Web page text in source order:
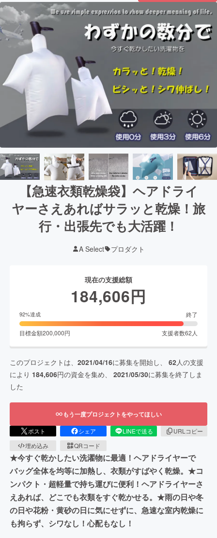
【急速衣類乾燥袋】ヘアドライ
ヤーさえあればサラッと乾燥！旅
行・出張先でも大活躍！
A Select プロダクト
現在の支援総額
184,606円
92%達成 終了
目標金額200,000円 支援者数62 人
このプロジェクトは、 2021/04/16に募集を開始し、 62人の支援
により 184,606円の資金を集め、 2021/05/30に募集を終了しま
した
もう一度プロジェクトをやってほしい
ポスト シェア LINEで送る
URLコピー
埋め込み
QRコード
★今すぐ乾かしたい洗濯物に最適！ヘアドライヤーで
バッグ全体を均等に加熱し、衣類がすばやく乾燥。★コ
ンパクト・超軽量で持ち運びに便利！ヘアドライヤーさ
えあれば、どこでも衣類をすぐ乾かせる。★雨の日や冬
の日や花粉・黄砂の日に気にせずに、急速な室内乾燥に
も拘らず、シワなし！心配もなし！